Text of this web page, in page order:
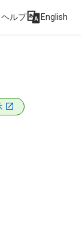
ヘルプ English